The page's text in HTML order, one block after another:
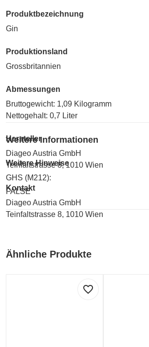
Produktbezeichnung
Gin
Produktionsland
Grossbritannien
Abmessungen
Bruttogewicht: 1,09 Kilogramm
Nettogehalt: 0,7 Liter
Hersteller
Diageo Austria GmbH
Teinfaltstrasse 8, 1010 Wien
Kontakt
Diageo Austria GmbH
Teinfaltstrasse 8, 1010 Wien
Weitere Informationen
Weitere Hinweise
GHS (M212):
FALSE
Ähnliche Produkte
favorite_border